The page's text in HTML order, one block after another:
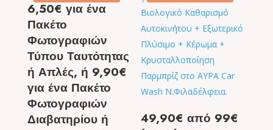
6,50€ για ένα
Πακέτο
Φωτογραφιών
Τύπου Ταυτότητας
ή Απλές, ή 9,90€
για ένα Πακέτο
Φωτογραφιών
Διαβατηρίου ή
49,90€ από 99€